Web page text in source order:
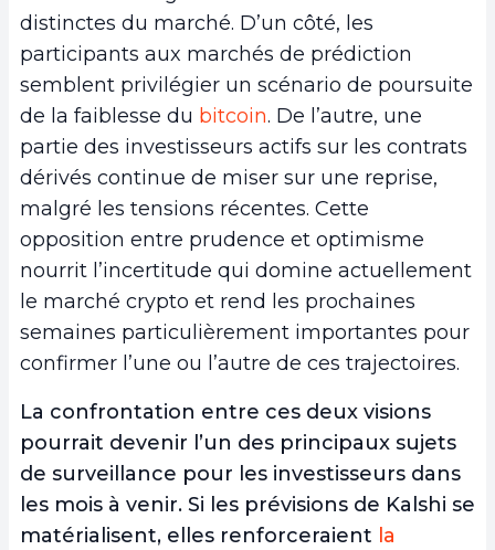
distinctes du marché. D’un côté, les
participants aux marchés de prédiction
semblent privilégier un scénario de poursuite
de la faiblesse du bitcoin. De l’autre, une
partie des investisseurs actifs sur les contrats
dérivés continue de miser sur une reprise,
malgré les tensions récentes. Cette
opposition entre prudence et optimisme
nourrit l’incertitude qui domine actuellement
le marché crypto et rend les prochaines
semaines particulièrement importantes pour
confirmer l’une ou l’autre de ces trajectoires.
La confrontation entre ces deux visions
pourrait devenir l’un des principaux sujets
de surveillance pour les investisseurs dans
les mois à venir. Si les prévisions de Kalshi se
matérialisent, elles renforceraient la